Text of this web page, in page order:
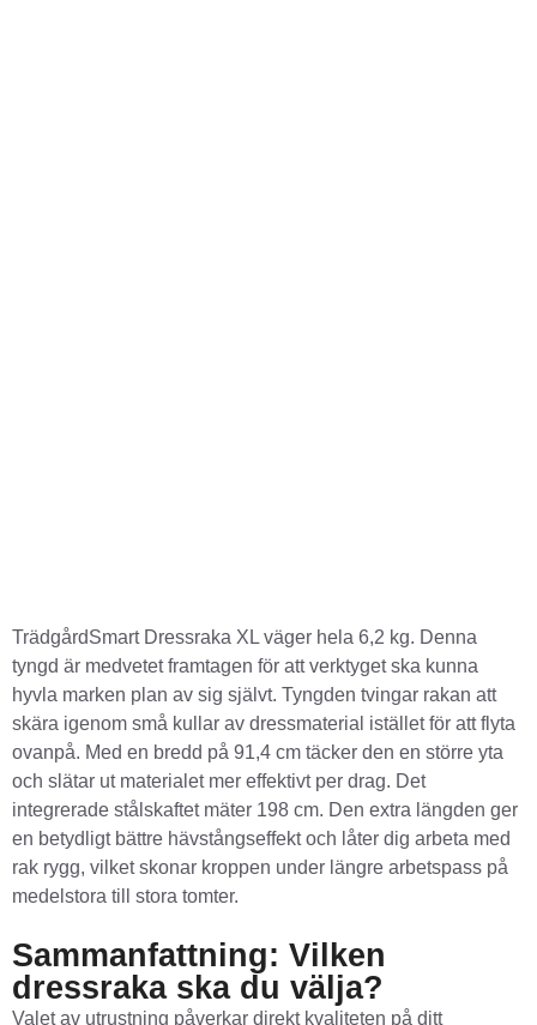
TrädgårdSmart Dressraka XL väger hela 6,2 kg. Denna
tyngd är medvetet framtagen för att verktyget ska kunna
hyvla marken plan av sig självt. Tyngden tvingar rakan att
skära igenom små kullar av dressmaterial istället för att flyta
ovanpå. Med en bredd på 91,4 cm täcker den en större yta
och slätar ut materialet mer effektivt per drag. Det
integrerade stålskaftet mäter 198 cm. Den extra längden ger
en betydligt bättre hävstångseffekt och låter dig arbeta med
rak rygg, vilket skonar kroppen under längre arbetspass på
medelstora till stora tomter.
Sammanfattning: Vilken
dressraka ska du välja?
Valet av utrustning påverkar direkt kvaliteten på ditt